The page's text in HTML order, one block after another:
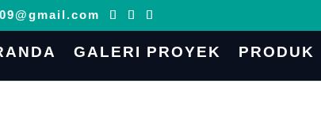
GALERI PROYEK PRODUK